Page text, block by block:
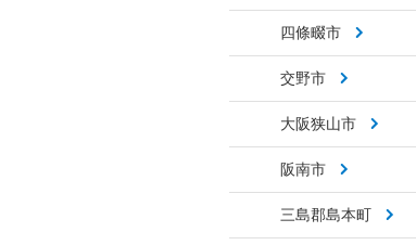
四條畷市
交野市
大阪狭山市
阪南市
三島郡島本町